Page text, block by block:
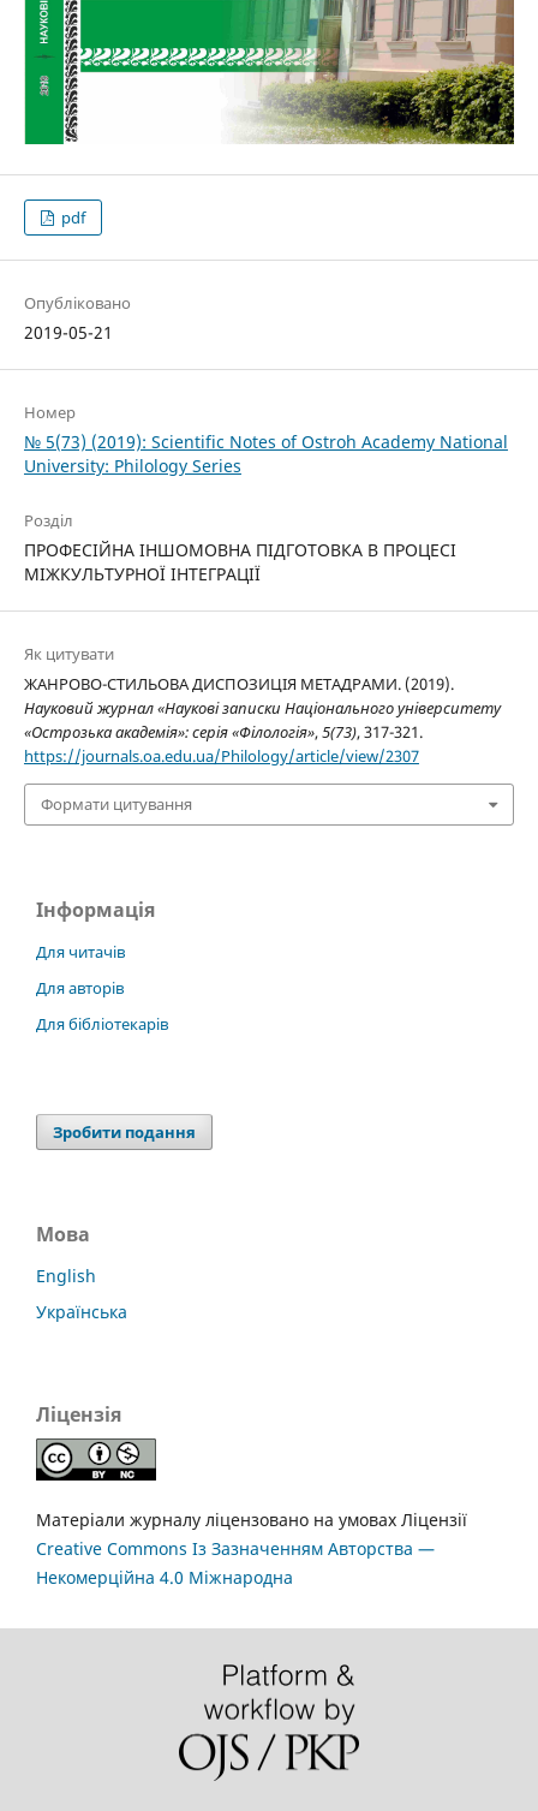
pdf
Опубліковано
2019-05-21
Номер
№ 5(73) (2019): Scientific Notes of Ostroh Academy National
University: Philology Series
Розділ
ПРОФЕСІЙНА ІНШОМОВНА ПІДГОТОВКА В ПРОЦЕСІ
МІЖКУЛЬТУРНОЇ ІНТЕГРАЦІЇ
Як цитувати
ЖАНРОВО-СТИЛЬОВА ДИСПОЗИЦІЯ МЕТАДРАМИ. (2019).
Науковий журнал «Наукові записки Національного університету
«Острозька академія»: серія «Філологія»,5(73), 317-321.
https://journals.oa.edu.ua/Philology/article/view/2307
Формати цитування
Інформація
Для читачів
Для авторів
Для бібліотекарів
Зробити подання
Мова
English
Українська
Ліцензія
Матеріали журналу ліцензовано на умовах Ліцензії
Creative Commons Із Зазначенням Авторства —
Некомерційна 4.0 Міжнародна